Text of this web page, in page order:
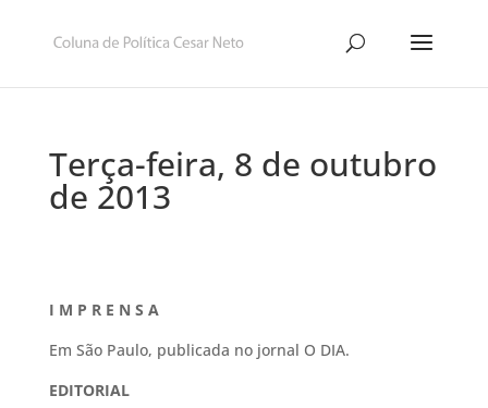
Terça-feira, 8 de outubro
de 2013
I M P R E N S A
Em São Paulo, publicada no jornal O DIA.
EDITORIAL